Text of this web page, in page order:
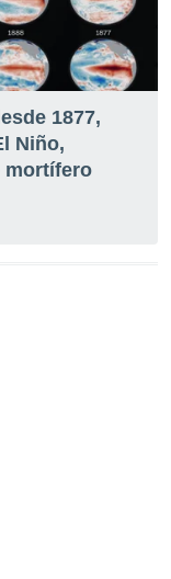
1877,
Niño,
mortífero